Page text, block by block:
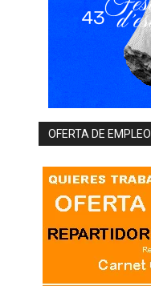
OFERTA DE EMPLEO